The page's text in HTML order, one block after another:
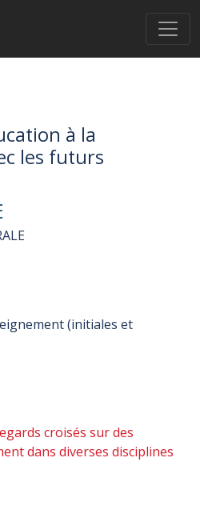
à la
les futurs
(initiales et
croisés sur des
dans diverses disciplines